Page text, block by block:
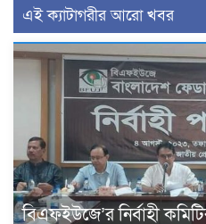
এই ক্যাটাগরীর আরো খবর
বিএফইউজে’র নির্বাহী